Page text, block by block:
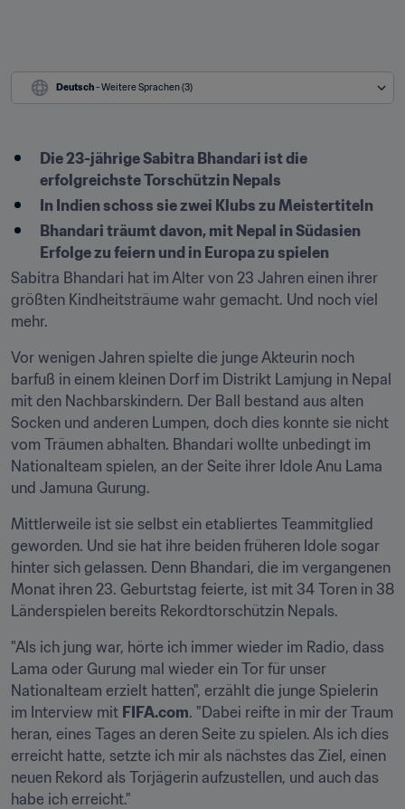
Deutsch - Weitere Sprachen (3)
Die 23-jährige Sabitra Bhandari ist die
erfolgreichste Torschützin Nepals
In Indien schoss sie zwei Klubs zu Meistertiteln
Bhandari träumt davon, mit Nepal in Südasien
Erfolge zu feiern und in Europa zu spielen
Sabitra Bhandari hat im Alter von 23 Jahren einen ihrer
größten Kindheitsträume wahr gemacht. Und noch viel
mehr.
Vor wenigen Jahren spielte die junge Akteurin noch
barfuß in einem kleinen Dorf im Distrikt Lamjung in Nepal
mit den Nachbarskindern. Der Ball bestand aus alten
Socken und anderen Lumpen, doch dies konnte sie nicht
vom Träumen abhalten. Bhandari wollte unbedingt im
Nationalteam spielen, an der Seite ihrer Idole Anu Lama
und Jamuna Gurung.
Mittlerweile ist sie selbst ein etabliertes Teammitglied
geworden. Und sie hat ihre beiden früheren Idole sogar
hinter sich gelassen. Denn Bhandari, die im vergangenen
Monat ihren 23. Geburtstag feierte, ist mit 34 Toren in 38
Länderspielen bereits Rekordtorschützin Nepals.
"Als ich jung war, hörte ich immer wieder im Radio, dass
Lama oder Gurung mal wieder ein Tor für unser
Nationalteam erzielt hatten", erzählt die junge Spielerin
im Interview mit FIFA.com. "Dabei reifte in mir der Traum
heran, eines Tages an deren Seite zu spielen. Als ich dies
erreicht hatte, setzte ich mir als nächstes das Ziel, einen
neuen Rekord als Torjägerin aufzustellen, und auch das
habe ich erreicht."